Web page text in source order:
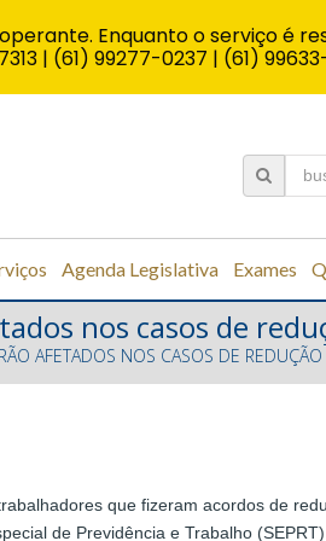
Agenda Legislativa Exames
nos casos de
AFETADOS NOS CASOS DE
que fizeram acordos de
de Previdência e Trabalho
Enquanto o serviço é
| (61) 99277-0237 | (61)